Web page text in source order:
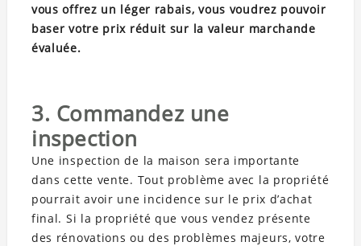
vous offrez un léger rabais, vous voudrez pouvoir
baser votre prix réduit sur la valeur marchande
évaluée.
3. Commandez une
inspection
Une inspection de la maison sera importante
dans cette vente. Tout problème avec la propriété
pourrait avoir une incidence sur le prix d’achat
final. Si la propriété que vous vendez présente
des rénovations ou des problèmes majeurs, votre